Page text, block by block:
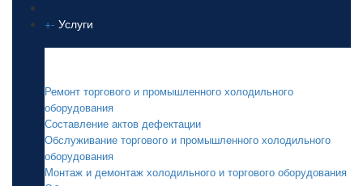
+- Услуги
Ремонт торгового и промышленного холодильного
оборудования
Составление актов дефектации
Обслуживание торгового и промышленного холодильного
оборудования
Монтаж и демонтаж холодильного и торгового оборудования